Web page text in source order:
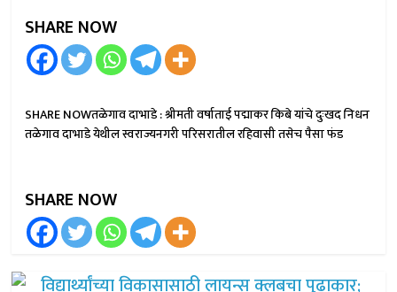
SHARE NOW
SHARE NOWतळेगाव दाभाडे : श्रीमती वर्षाताई पद्माकर किबे यांचे दुःखद निधन
तळेगाव दाभाडे येथील स्वराज्यनगरी परिसरातील रहिवासी तसेच पैसा फंड
SHARE NOW